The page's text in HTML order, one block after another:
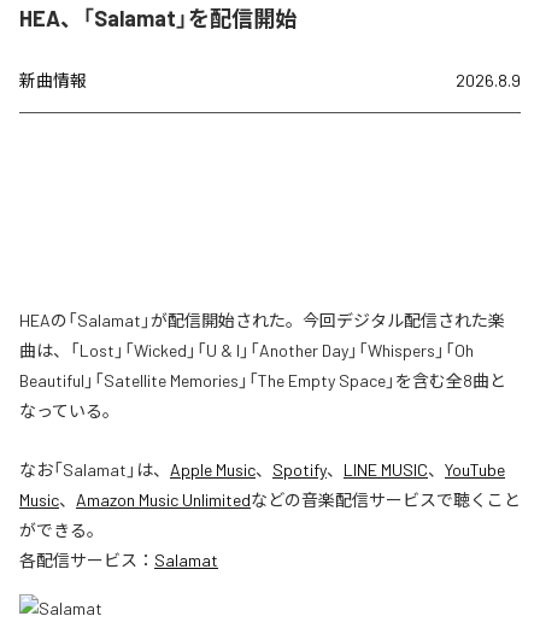
HEA、「Salamat」を配信開始
新曲情報 2026.8.9
HEAの「Salamat」が配信開始された。今回デジタル配信された楽
曲は、「Lost」「Wicked」「U & I」「Another Day」「Whispers」「Oh
Beautiful」「Satellite Memories」「The Empty Space」を含む全8曲と
なっている。
なお「Salamat 」は、 Apple Music、 Spotify、 LINE MUSIC、 YouTube
Music、 Amazon Music Unlimitedなどの音楽配信サービスで聴くこと
ができる。
各配信サービス： Salamat